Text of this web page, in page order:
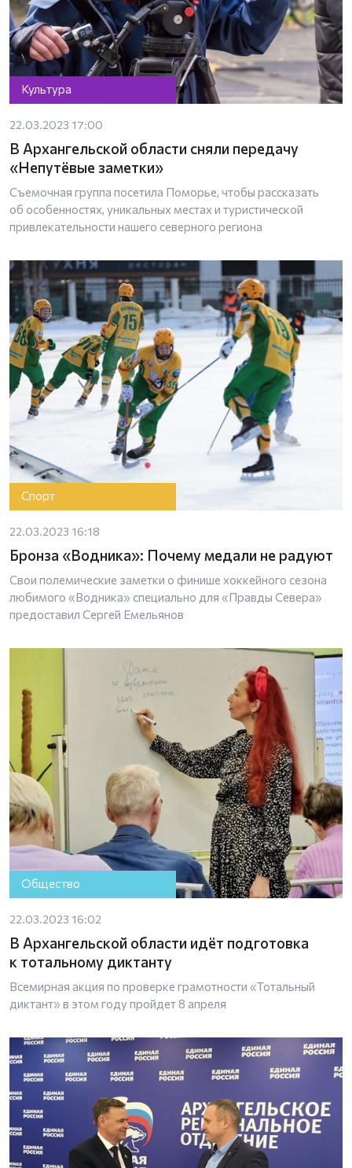
Культура
22.03.2023 17:00
В Архангельской области сняли передачу
«Непутёвые заметки»
Съемочная группа посетила Поморье, чтобы рассказать
об особенностях, уникальных местах и туристической
привлекательности нашего северного региона
Спорт
22.03.2023 16:18
Бронза «Водника»: Почему медали не радуют
Свои полемические заметки о финише хоккейного сезона
любимого «Водника» специально для «Правды Севера»
предоставил Сергей Емельянов
Общество
22.03.2023 16:02
В Архангельской области идёт подготовка
к тотальному диктанту
Всемирная акция по проверке грамотности «Тотальный
диктант» в этом году пройдет 8 апреля